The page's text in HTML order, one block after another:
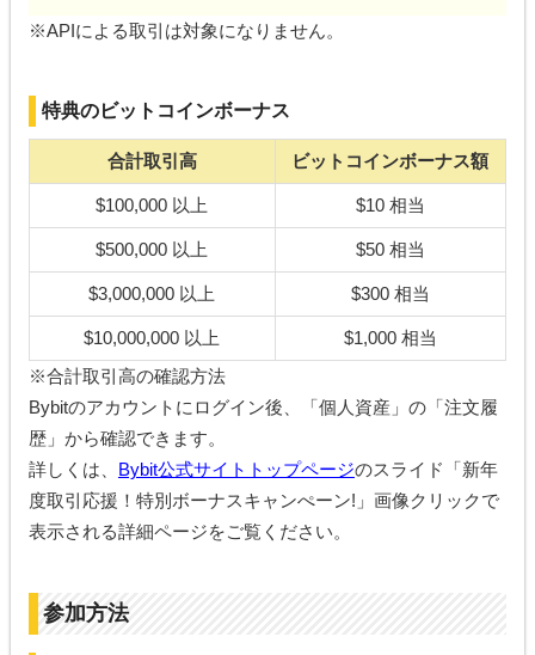
※APIによる取引は対象になりません。
特典のビットコインボーナス
合計取引高 ビットコインボーナス額
$100,000 以上 $10 相当
$500,000 以上 $50 相当
$3,000,000 以上 $300 相当
$10,000,000 以上
$1,000 相当
※合計取引高の確認方法
Bybitのアカウントにログイン後、「個人資産」の「注文履
歴」から確認できます。
詳しくは、 Bybit公式サイトトップページのスライド「新年
度取引応援！特別ボーナスキャンぺーン!」画像クリックで
表示される詳細ページをご覧ください。
参加方法